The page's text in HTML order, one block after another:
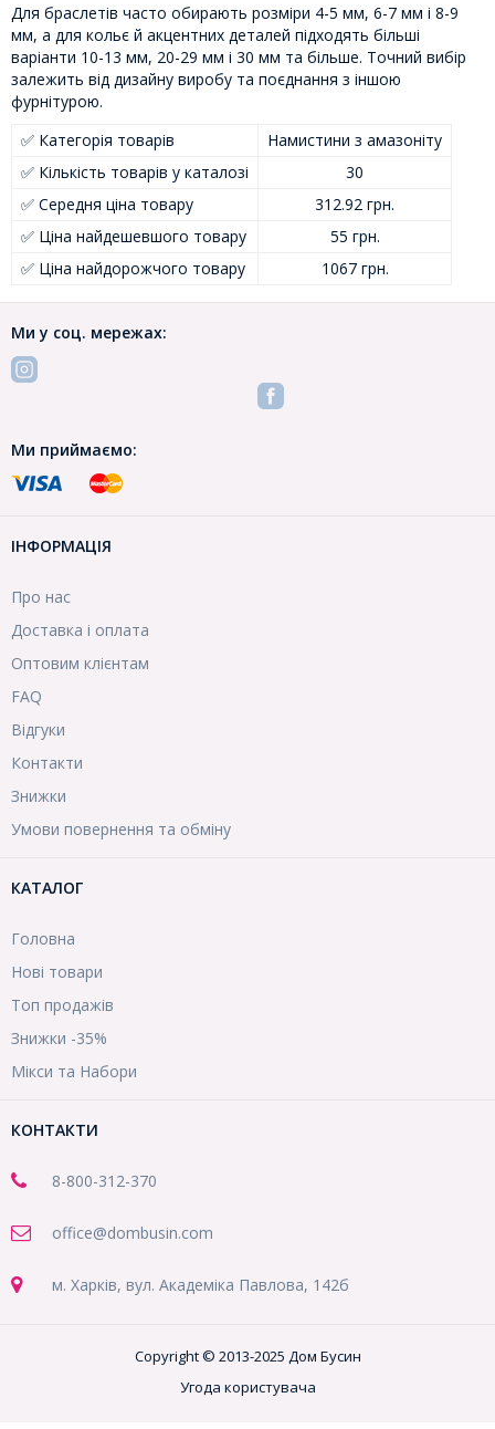
Для браслетів часто обирають розміри 4-5 мм, 6-7 мм і 8-9
мм, а для кольє й акцентних деталей підходять більші
варіанти 10-13 мм, 20-29 мм і 30 мм та більше. Точний вибір
залежить від дизайну виробу та поєднання з іншою
фурнітурою.
✅ Категорія товарів
Намистини з амазоніту
✅ Кількість товарів у каталозі
30
✅ Середня ціна товару
312.92 грн.
✅ Ціна найдешевшого товару
55 грн.
✅ Ціна найдорожчого товару
1067 грн.
Ми у соц. мережах:
Ми приймаємо:
ІНФОРМАЦІЯ
Про нас
Доставка і оплата
Оптовим клієнтам
FAQ
Відгуки
Контакти
Знижки
Умови повернення та обміну
КАТАЛОГ
Головна
Нові товари
Топ продажів
Знижки -35%
Мікси та Набори
КОНТАКТИ
8-800-312-370
office@dombusin.com
м. Харків, вул. Академіка Павлова, 142б
Copyright © 2013-2025 Дом Бусин
Угода користувача